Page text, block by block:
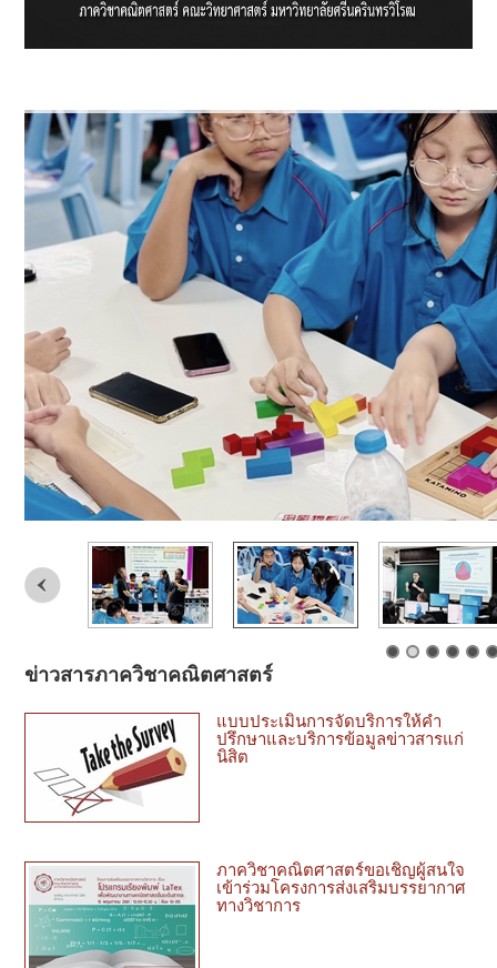
ข่าวสารภาควิชาคณิตศาสตร์
แบบประเมินการจัดบริการให้คำ
ปรึกษาและบริการข้อมูลข่าวสารแก่
นิสิต
ภาควิชาคณิตศาสตร์ขอเชิญผู้สนใจ
เข้าร่วมโครงการส่งเสริมบรรยากาศ
ทางวิชาการ